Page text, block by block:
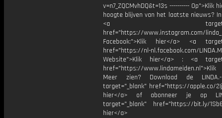
v=n7_ZQCMvhDQ&t=13s ---------- Op">Klik
hoogte blijven van het laatste nieuws?
<a
href="https://www.instagram.com/
Facebook:">Klik hier</a> <a
href="https://nl-nl.facebook.com/
Website">Klik hier</a> : <a
href="https://
Meer zien? Download de
target="_blank" href="https://apple.co/
hier</a> of abonneer je op
target="_blank" href="https://bit.ly/
hier</a>